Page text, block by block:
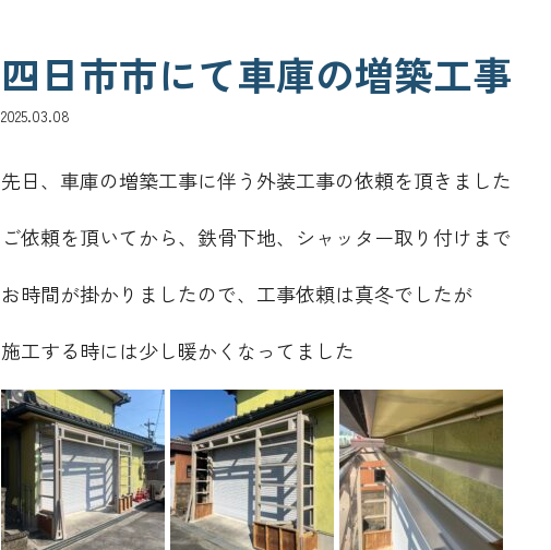
四日市市にて車庫の増築工事
2025.03.08
先日、車庫の増築工事に伴う外装工事の依頼を頂きました
ご依頼を頂いてから、鉄骨下地、シャッター取り付けまで
お時間が掛かりましたので、工事依頼は真冬でしたが
施工する時には少し暖かくなってました